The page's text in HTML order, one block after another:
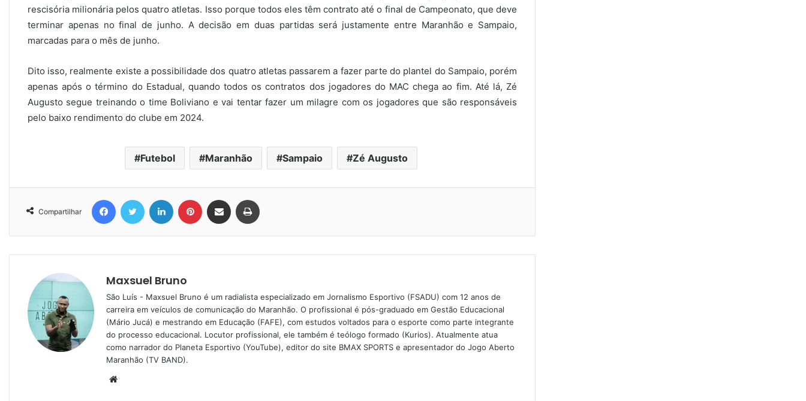
rescisória milionária pelos quatro atletas. Isso porque todos eles têm contrato até o final de Campeonato, que deve
terminar apenas no final de junho. A decisão em duas partidas será justamente entre Maranhão e Sampaio,
marcadas para o mês de junho.
Dito isso, realmente existe a possibilidade dos quatro atletas passarem a fazer parte do plantel do Sampaio, porém
apenas após o término do Estadual, quando todos os contratos dos jogadores do MAC chega ao fim. Até lá, Zé
Augusto segue treinando o time Boliviano e vai tentar fazer um milagre com os jogadores que são responsáveis
pelo baixo rendimento do clube em 2024.
Futebol Maranhão Sampaio Zé Augusto
Compartilhar
Maxsuel Bruno
São Luís - Maxsuel Bruno é um radialista especializado em Jornalismo Esportivo (FSADU) com 12 anos de
carreira em veículos de comunicação do Maranhão. O profissional é pós-graduado em Gestão Educacional
(Mário Jucá) e mestrando em Educação (FAFE), com estudos voltados para o esporte como parte integrante
do processo educacional. Locutor profissional, ele também é teólogo formado (Kurios). Atualmente atua
como narrador do Planeta Esportivo (YouTube), editor do site BMAX SPORTS e apresentador do Jogo Aberto
Maranhão (TV BAND).